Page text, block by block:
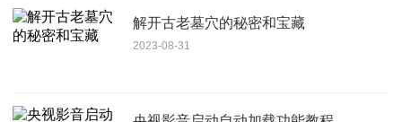
解开古老墓穴的秘密和宝藏
2023-08-31